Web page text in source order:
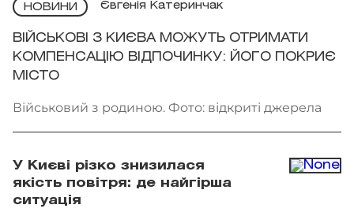
НОВИНИ Євгенія Катеринчак
ВІЙСЬКОВІ З КИЄВА МОЖУТЬ ОТРИМАТИ
КОМПЕНСАЦІЮ ВІДПОЧИНКУ: ЙОГО ПОКРИЄ
МІСТО
Військовий з родиною. Фото: відкриті джерела
У Києві різко знизилася
якість повітря: де найгірша
ситуація